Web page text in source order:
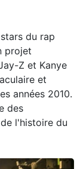
du rap
projet
Z et Kanye
et
années 2010.
des
l'histoire du